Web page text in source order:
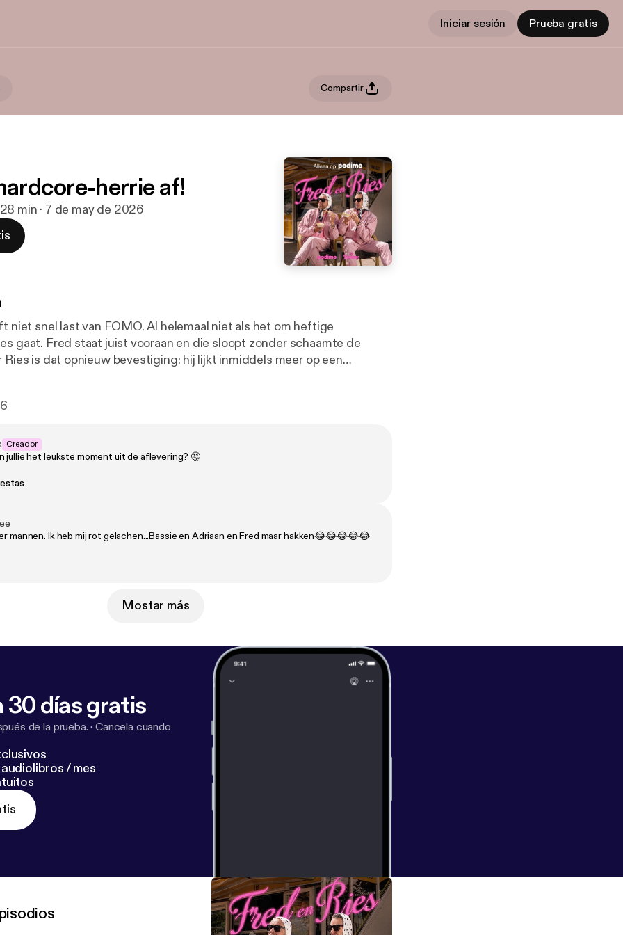
Iniciar sesión Prueba gratis
Compartir
herrie af!
28 min · 7 de may de 2026
niet snel last van FOMO. Al helemaal niet als het om heftige
gaat. Fred staat juist vooraan en die sloopt zonder schaamte de
Ries is dat opnieuw bevestiging: hij lijkt inmiddels meer op een
Ons niet gezien! 🎧 Geproduceerd door Tonny Media 💖
Creador
jullie het leukste moment uit de aflevering? 🤔
mannen. Ik heb mij rot gelachen...Bassie en Adriaan en Fred maar hakken😂😂😂😂😂
Mostar más
30 días gratis
de la prueba. ·Cancela cuando
/ mes